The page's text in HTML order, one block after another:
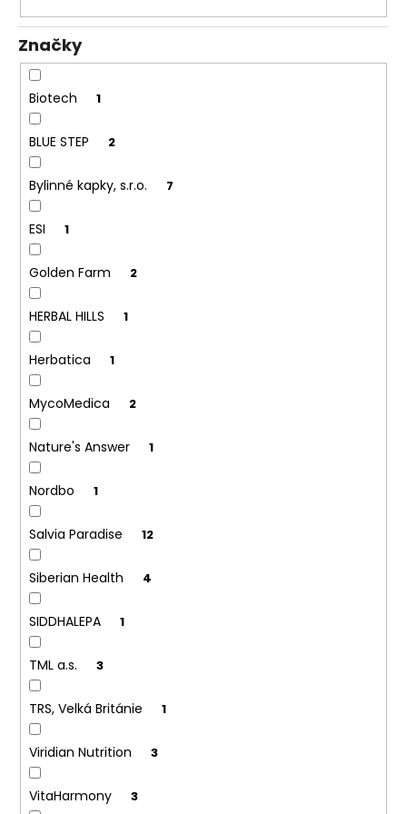
k
t
ů
Značky
Biotech 1
BLUE STEP 2
Bylinné kapky, s.r.o. 7
ESI 1
Golden Farm 2
HERBAL HILLS 1
Herbatica 1
MycoMedica 2
Nature's Answer 1
Nordbo 1
Salvia Paradise 12
Siberian Health 4
SIDDHALEPA 1
TML a.s. 3
TRS, Velká Británie 1
Viridian Nutrition 3
VitaHarmony 3
a
j
í
?
D
o
p
o
u
u
m